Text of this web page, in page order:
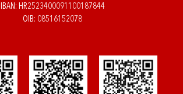
IBAN: HR2523400091100187844
OIB: 08516152078